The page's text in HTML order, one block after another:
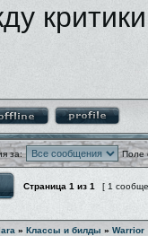
за: Поле
Страница 1 из 1 [ 1
» Классы и билды » Warrior